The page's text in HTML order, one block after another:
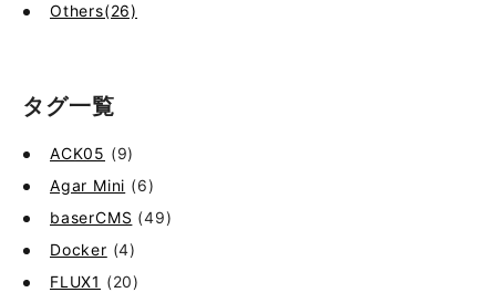
Others(26)
タグ一覧
ACK05 (9)
Agar Mini (6)
baserCMS (49)
Docker (4)
FLUX1 (20)